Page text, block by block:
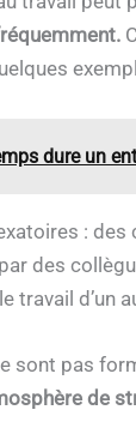
dure un
: des
des
travail d’un
sont pas
de